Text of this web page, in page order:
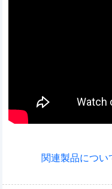
関連製品につ